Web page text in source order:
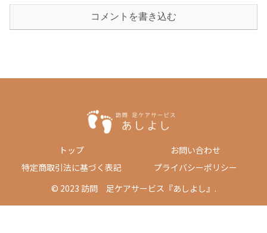
コメントを書き込む
トップ
お問い合わせ
特定商取引法に基づく表記
プライバシーポリシー
© 2023 訪問 足ケアサービス『あしよし』.